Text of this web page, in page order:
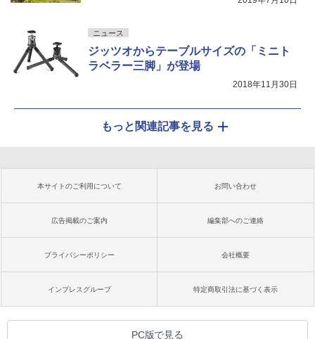
ニュース
ジッツオからテーブルサイズの「ミニト
ラベラー三脚」が登場
2018年11月30日
もっと関連記事を見る
本サイトのご利用について お問い合わせ
広告掲載のご案内 編集部へのご連絡
プライバシーポリシー 会社概要
インプレスグループ 特定商取引法に基づく表示
PC版で見る